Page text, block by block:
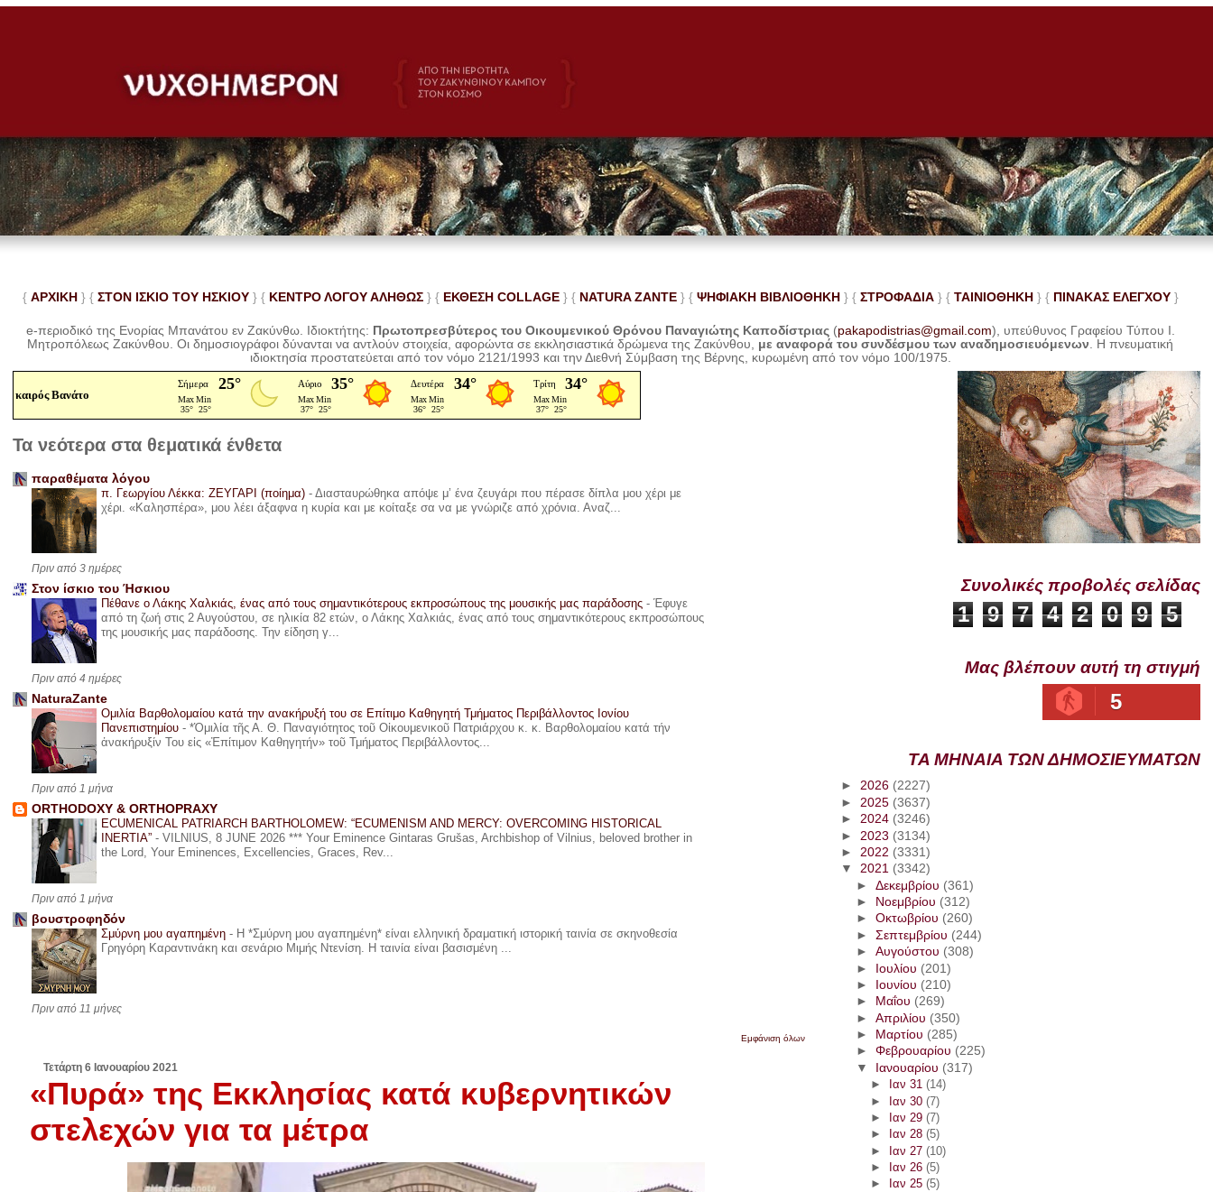
{ ΑΡΧΙΚΗ } { ΣΤΟΝ ΙΣΚΙΟ ΤΟΥ ΗΣΚΙΟΥ } { ΚΕΝΤΡΟ ΛΟΓΟΥ ΑΛΗΘΩΣ } { ΕΚΘΕΣΗ COLLAGE }{ NATURA ZANTE} { ΨΗΦΙΑΚΗ ΒΙΒΛΙΟΘΗΚΗ } { ΣΤΡΟΦΑΔΙΑ } { ΤΑΙΝΙΟΘΗΚΗ } { ΠΙΝΑΚΑΣ ΕΛΕΓΧΟΥ}
e-περιοδικό της Ενορίας Μπανάτου εν Ζακύνθω. Ιδιοκτήτης: Πρωτοπρεσβύτερος του Οικουμενικού Θρόνου Παναγιώτης Καποδίστριας (pakapodistrias@gmail.com), υπεύθυνος Γραφείου Τύπου Ι.
Μητροπόλεως Ζακύνθου.Οι δημοσιογράφοι δύνανται να αντλούν στοιχεία, αφορώντα σε εκκλησιαστικά δρώμενα της Ζακύνθου, με αναφορά του συνδέσμου των αναδημοσιευόμενων . Ηπνευματική
ιδιοκτησία προστατεύεται από τον νόμο 2121/1993 και την Διεθνή Σύμβαση της Βέρνης, κυρωμένη από τον νόμο 100/1975.
καιρός Βανάτο
Τα νεότερα στα θεματικά ένθετα
παραθέματα λόγου
π. Γεωργίου Λέκκα: ΖΕΥΓΑΡΙ (ποίημα) - Διασταυρώθηκα απόψε μ’ ένα ζευγάρι που πέρασε δίπλα μου χέρι με
χέρι. «Καλησπέρα», μου λέει άξαφνα η κυρία και με κοίταξε σα να με γνώριζε από χρόνια. Αναζ...
Πριν από 3 ημέρες
Στον ίσκιο του Ήσκιου
Πέθανε ο Λάκης Χαλκιάς, ένας από τους σημαντικότερους εκπροσώπους της μουσικής μας παράδοσης - Έφυγε
από τη ζωή στις 2 Αυγούστου, σε ηλικία 82 ετών, ο Λάκης Χαλκιάς, ένας από τους σημαντικότερους εκπροσώπους
της μουσικής μας παράδοσης. Την είδηση γ...
Πριν από 4 ημέρες
NaturaZante
Ομιλία Βαρθολομαίου κατά την ανακήρυξή του σε Επίτιμο Καθηγητή Τμήματος Περιβάλλοντος Ιονίου
Πανεπιστημίου - *Ὁμιλία τῆς Α. Θ. Παναγιότητος τοῦ Οἰκουμενικοῦ Πατριάρχου κ. κ. Βαρθολομαίου κατά τήν
ἀνακήρυξίν Του εἰς «Ἐπίτιμον Καθηγητήν» τοῦ Τμήματος Περιβάλλοντος...
Πριν από 1 μήνα
ORTHODOXY & ORTHOPRAXY
ECUMENICAL PATRIARCH BARTHOLOMEW: “ECUMENISM AND MERCY: OVERCOMING HISTORICAL
INERTIA” - VILNIUS, 8 JUNE 2026 *** Your Eminence Gintaras Grušas, Archbishop of Vilnius, beloved brother in
the Lord, Your Eminences, Excellencies, Graces, Rev...
Πριν από 1 μήνα
βουστροφηδόν
Σμύρνη μου αγαπημένη - Η *Σμύρνη μου αγαπημένη* είναι ελληνική δραματική ιστορική ταινία σε σκηνοθεσία
Γρηγόρη Καραντινάκη και σενάριο Μιμής Ντενίση. Η ταινία είναι βασισμένη ...
Πριν από 11 μήνες
Εμφάνιση όλων
Τετάρτη 6 Ιανουαρίου 2021
«Πυρά» της Εκκλησίας κατά κυβερνητικών
στελεχών για τα μέτρα
Συνολικές προβολές σελίδας
1 9 7 4 2 0 9 5
Μας βλέπουν αυτή τη στιγμή
5
ΤΑ ΜΗΝΑΙΑ ΤΩΝ ΔΗΜΟΣΙΕΥΜΑΤΩΝ
►2026 (2227)
► 2025 (3637)
►2024 (3246)
► 2023 (3134)
► 2022 (3331)
▼2021 (3342)
► Δεκεμβρίου (361)
►
Νοεμβρίου (312)
► Οκτωβρίου (260)
► Σεπτεμβρίου (244)
► Αυγούστου (308)
► Ιουλίου (201)
►
Ιουνίου (210)
►
Μαΐου (269)
► Απριλίου (350)
►
Μαρτίου (285)
► Φεβρουαρίου (225)
▼
Ιανουαρίου (317)
►
Ιαν 31 (14)
► Ιαν 30 (7)
►
Ιαν 29 (7)
►
Ιαν 28 (5)
► Ιαν 27 (10)
►
Ιαν 26 (5)
►
Ιαν 25 (5)